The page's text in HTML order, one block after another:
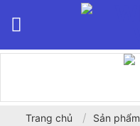
Trang chủ / Sản phẩm